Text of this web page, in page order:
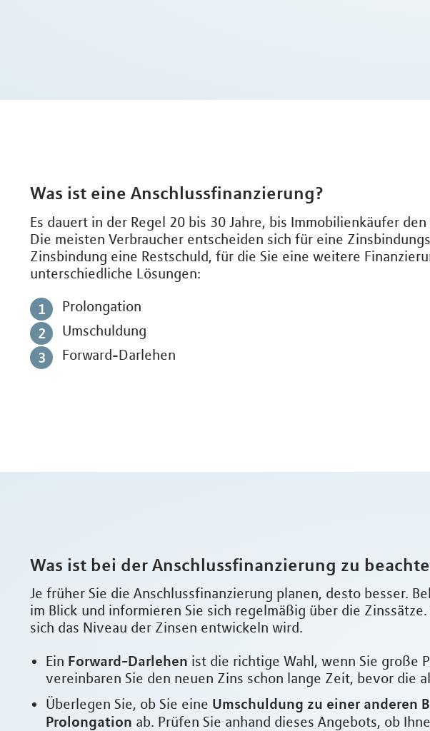
Was ist eine Anschlussfinanzierung?
Es dauert in der Regel 20 bis 30 Jahre, bis Immobilienkäufer
Die meisten Verbraucher entscheiden sich für eine
Zinsbindung eine Restschuld, für die Sie eine weitere
unterschiedliche Lösungen:
Prolongation
Umschuldung
Forward-Darlehen
Was ist bei der Anschlussfinanzierung zu
Je früher Sie die Anschlussfinanzierung planen, desto besser.
im Blick und informieren Sie sich regelmäßig über die
sich das Niveau der Zinsen entwickeln wird.
Ein Forward-Darlehen ist die richtige Wahl, wenn Sie große
vereinbaren Sie den neuen Zins schon lange Zeit, bevor die
Überlegen Sie, ob Sie eine Umschuldung zu einer anderen
Prolongation ab. Prüfen Sie anhand dieses Angebots, ob